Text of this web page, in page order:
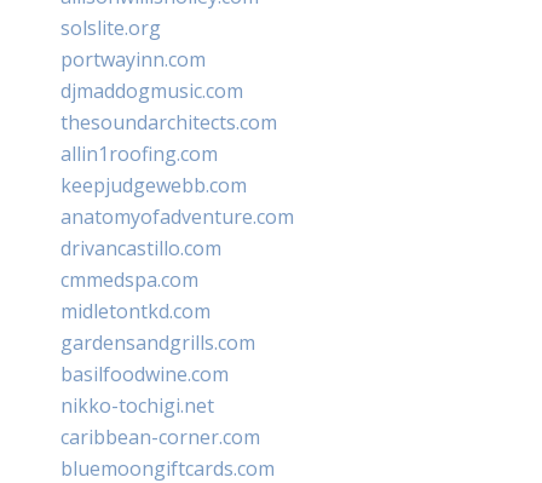
solslite.org
portwayinn.com
djmaddogmusic.com
thesoundarchitects.com
allin1roofing.com
keepjudgewebb.com
anatomyofadventure.com
drivancastillo.com
cmmedspa.com
midletontkd.com
gardensandgrills.com
basilfoodwine.com
nikko-tochigi.net
caribbean-corner.com
bluemoongiftcards.com